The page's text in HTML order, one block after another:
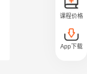
课程价格
App下载